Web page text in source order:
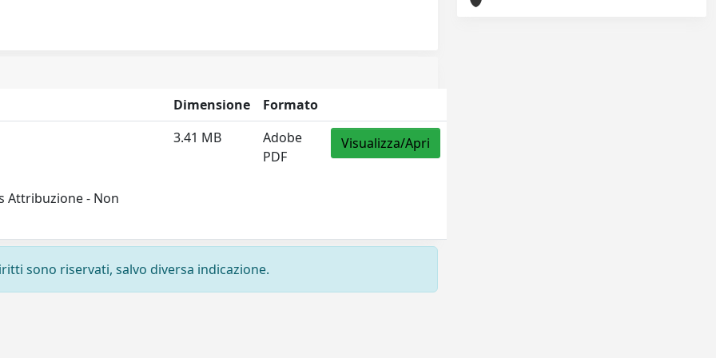
Dimensione Formato
Attribuzione - Non
3.41 MB
Adobe
PDF
Visualizza/Apri
sono riservati, salvo diversa indicazione.